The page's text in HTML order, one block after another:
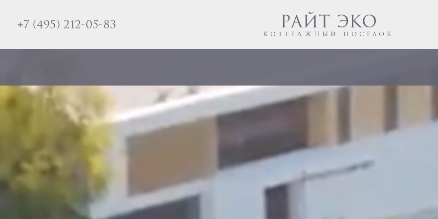
+7 (495) 212-05-83 РАЙТ ЭКО
КОТТЕДЖНЫЙ ПОСЕЛОК